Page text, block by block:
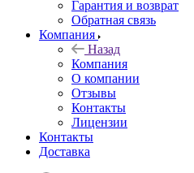
Гарантия и возврат
Обратная связь
Компания
Назад
Компания
О компании
Отзывы
Контакты
Лицензии
Контакты
Доставка